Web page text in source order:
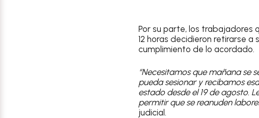
Por su parte, los trabajadores
12 horas decidieron retirarse
cumplimiento de lo acordado.
“Necesitamos que mañana se
pueda sesionar y recibamos
estado desde el 19 de agosto.
permitir que se reanuden
judicial.